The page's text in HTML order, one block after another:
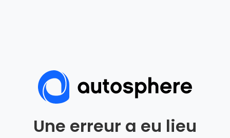
Une erreur a eu lieu